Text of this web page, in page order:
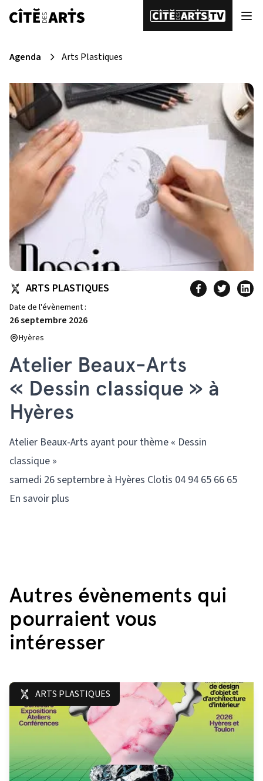
Agenda Arts Plastiques
ARTS PLASTIQUES
Date de l'évènement :
26 septembre 2026
Hyères
Atelier Beaux-Arts
« Dessin classique » à
Hyères
Atelier Beaux-Arts ayant pour thème « Dessin
classique »
samedi 26 septembre à Hyères Clotis 04 94 65 66 65
En savoir plus
Autres évènements qui
pourraient vous
intéresser
ARTS PLASTIQUES